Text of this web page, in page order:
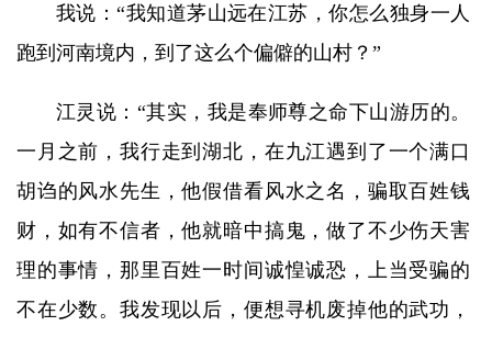
我说：“我知道茅山远在江苏，你怎么独身一人
跑到河南境内，到了这么个偏僻的山村？”
江灵说：“其实，我是奉师尊之命下山游历的。
一月之前，我行走到湖北，在九江遇到了一个满口
胡诌的风水先生，他假借看风水之名，骗取百姓钱
财，如有不信者，他就暗中搞鬼，做了不少伤天害
理的事情，那里百姓一时间诚惶诚恐，上当受骗的
不在少数。我发现以后，便想寻机废掉他的武功，